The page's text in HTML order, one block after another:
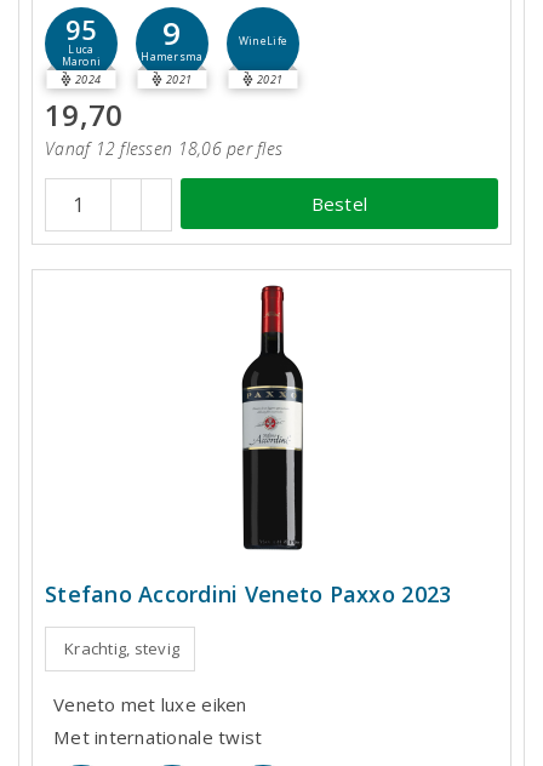
95
Luca
Maroni
2024
9
Hamersma
2021
WineLife
2021
19,70
Vanaf 12 flessen 18,06 per fles
Bestel
Stefano Accordini Veneto Paxxo 2023
Krachtig, stevig
Veneto met luxe eiken
Met internationale twist